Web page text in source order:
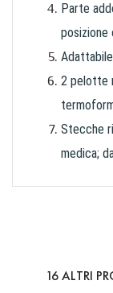
Parte
posizione
2 pelotte
Stecche
medica;
16 ALTRI